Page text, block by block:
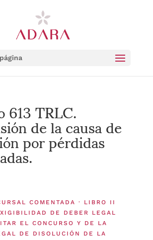
TRLC.
de la causa de
por pérdidas
COMENTADA · LIBRO II
DE DEBER LEGAL
EL CONCURSO Y DE LA
DE DISOLUCIÓN DE LA